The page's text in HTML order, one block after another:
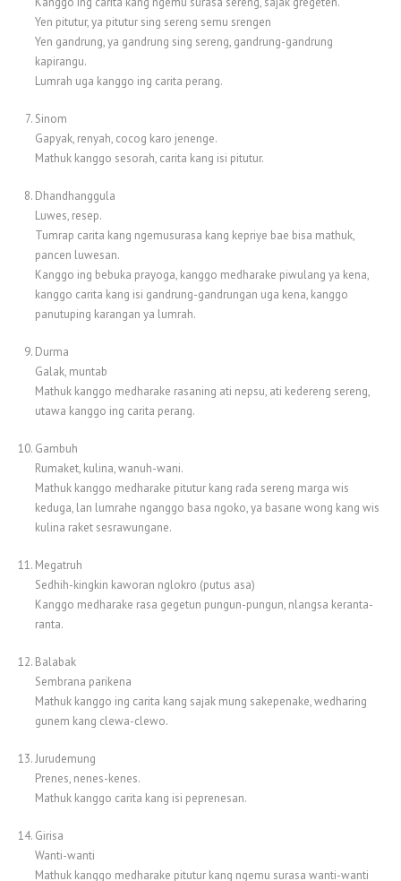
Yen pitutur, ya pitutur sing sereng semu srengen
Yen gandrung, ya gandrung sing sereng, gandrung-gandrung
kapirangu.
Lumrah uga kanggo ing carita perang.
Sinom
Gapyak, renyah, cocog karo jenenge.
Mathuk kanggo sesorah, carita kang isi pitutur.
Dhandhanggula
Luwes, resep.
Tumrap carita kang ngemusurasa kang kepriye bae bisa mathuk,
pancen luwesan.
Kanggo ing bebuka prayoga, kanggo medharake piwulang ya kena,
kanggo carita kang isi gandrung-gandrungan uga kena, kanggo
panutuping karangan ya lumrah.
Durma
Galak, muntab
Mathuk kanggo medharake rasaning ati nepsu, ati kedereng sereng,
utawa kanggo ing carita perang.
Gambuh
Rumaket, kulina, wanuh-wani.
Mathuk kanggo medharake pitutur kang rada sereng marga wis
keduga, lan lumrahe nganggo basa ngoko, ya basane wong kang wis
kulina raket sesrawungane.
Megatruh
Sedhih-kingkin kaworan nglokro (putus asa)
Kanggo medharake rasa gegetun pungun-pungun, nlangsa keranta-
ranta.
Balabak
Sembrana parikena
Mathuk kanggo ing carita kang sajak mung sakepenake, wedharing
gunem kang clewa-clewo.
Jurudemung
Prenes, nenes-kenes.
Mathuk kanggo carita kang isi peprenesan.
Girisa
Wanti-wanti
Mathuk kanggo medharake pitutur kang ngemu surasa wanti-wanti